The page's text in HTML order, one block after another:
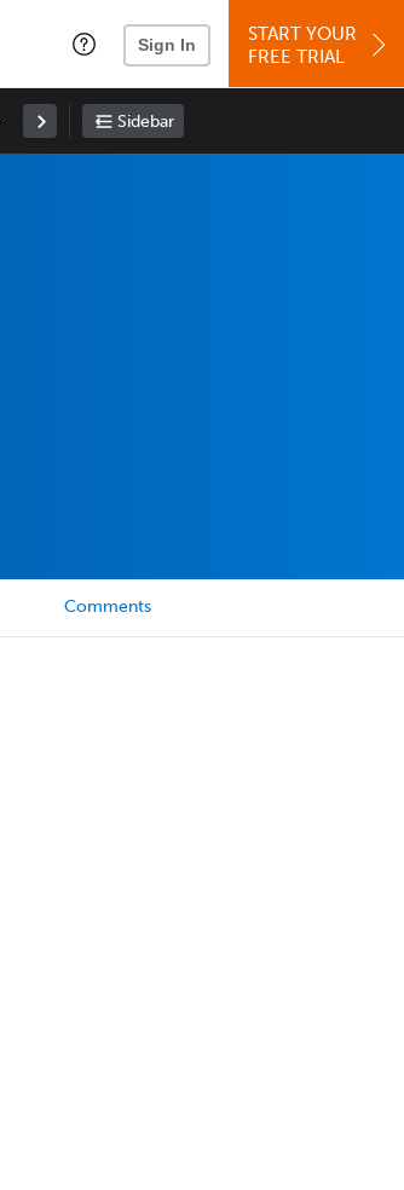
Sign In
START YOUR
FREE TRIAL
Sidebar
Comments